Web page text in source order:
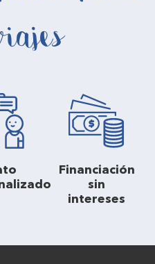
Financiación
sin
intereses